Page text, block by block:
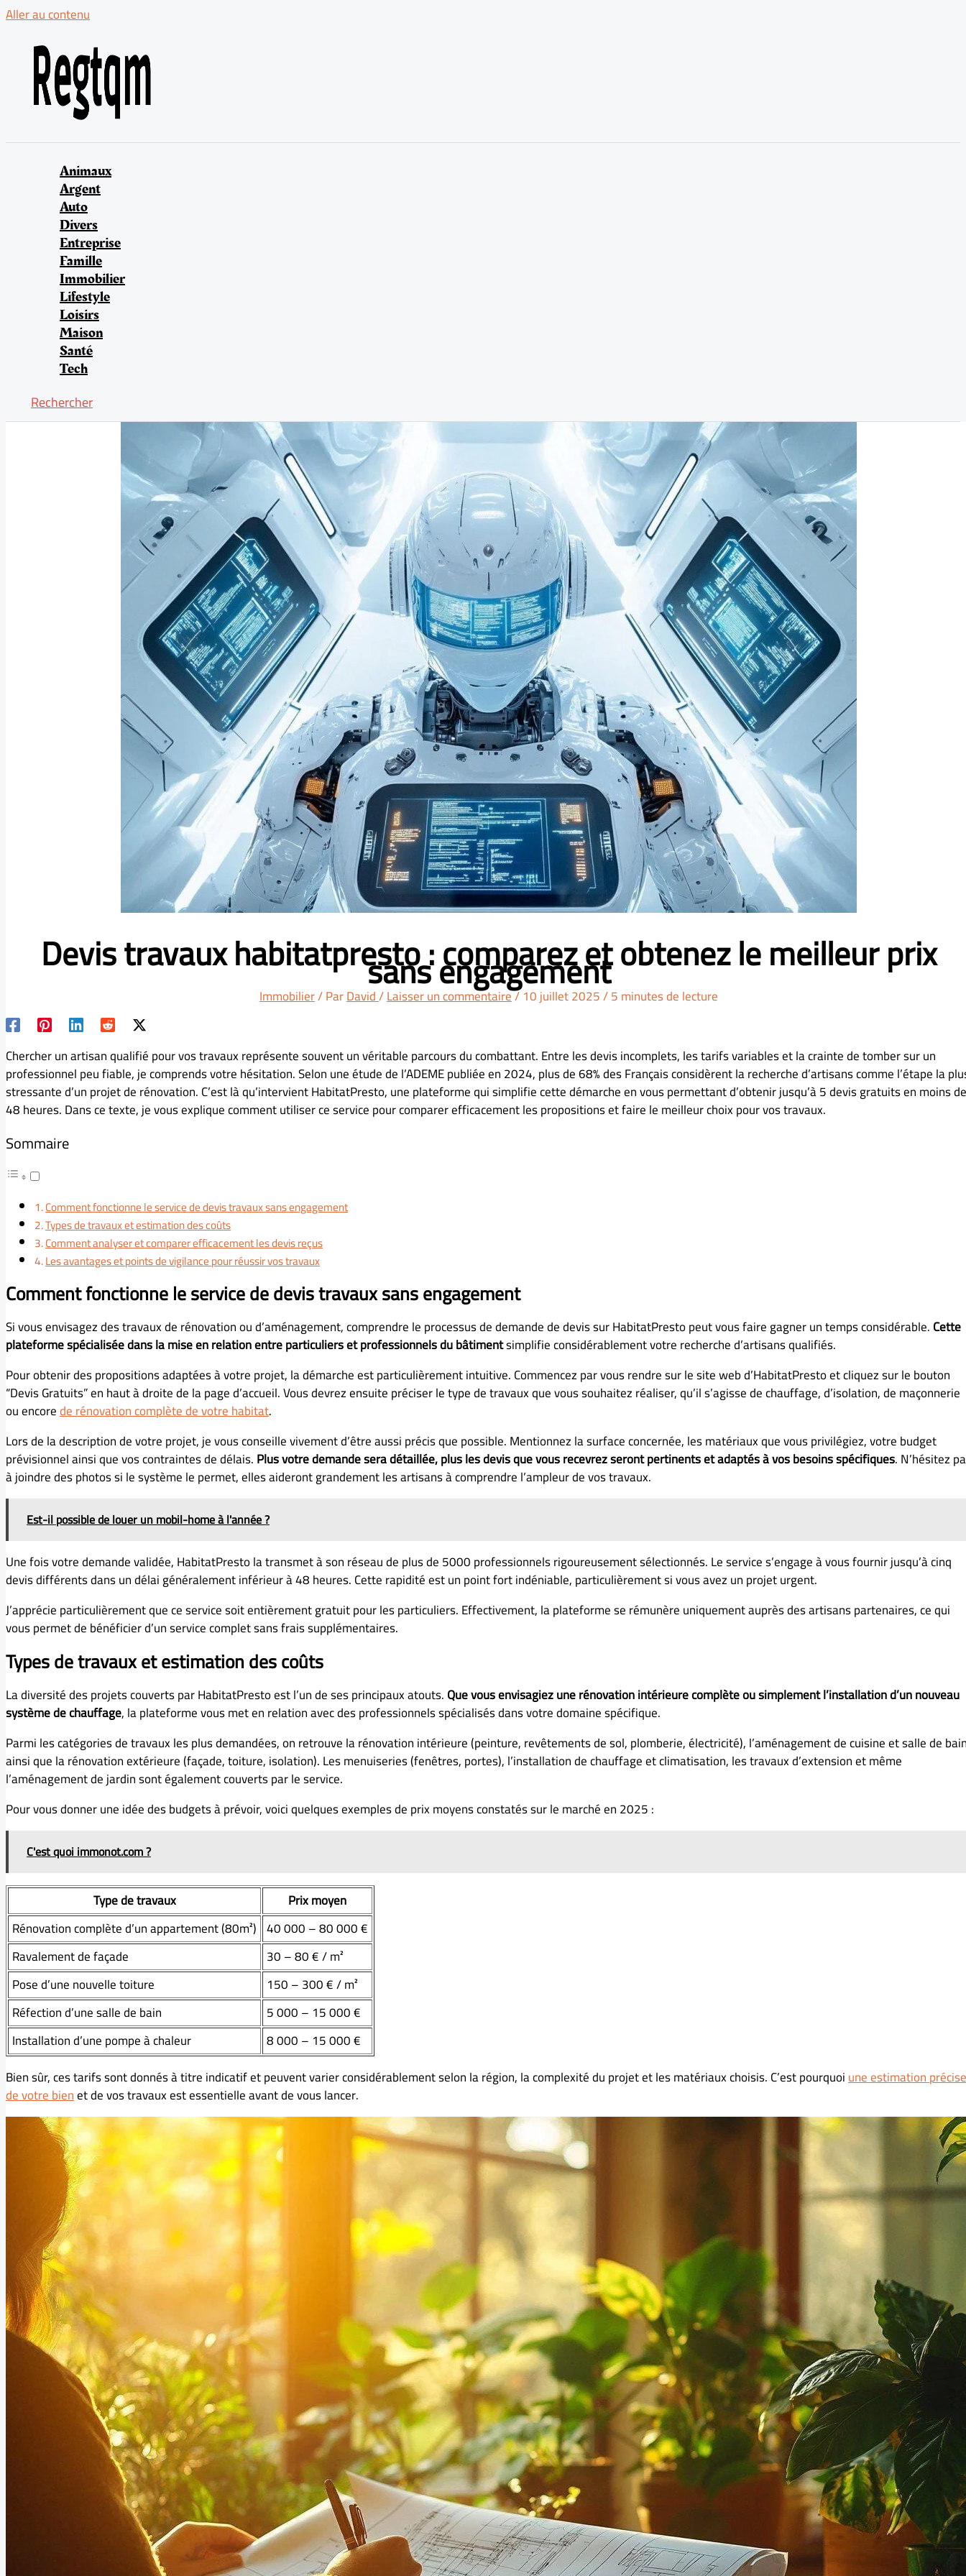
Aller au contenu
Animaux
Argent
Auto
Divers
Entreprise
Famille
Immobilier
Lifestyle
Loisirs
Maison
Santé
Tech
Rechercher
Devis travaux habitatpresto : comparez et obtenez le meilleur prix
sans engagement
Immobilier/ ParDavid/Laisser un commentaire/10 juillet 2025/5 minutes de lecture
Chercher un artisan qualifié pour vos travaux représente souvent un véritable parcours du combattant. Entre les devis incomplets, les tarifs variables et la crainte de tomber sur un
professionnel peu fiable, je comprends votre hésitation. Selon une étude de l’ADEME publiée en 2024, plus de 68% des Français considèrent la recherche d’artisans comme l’étape la
stressante d’un projet de rénovation. C’est là qu’intervient HabitatPresto, une plateforme qui simplifie cette démarche en vous permettant d’obtenir jusqu’à 5 devis gratuits en moins de
48 heures. Dans ce texte, je vous explique comment utiliser ce service pour comparer efficacement les propositions et faire le meilleur choix pour vos travaux.
Sommaire
Comment fonctionne le service de devis travaux sans engagement
Types de travaux et estimation des coûts
Comment analyser et comparer efficacement les devis reçus
Les avantages et points de vigilance pour réussir vos travaux
Comment fonctionne le service de devis travaux sans engagement
Si vous envisagez des travaux de rénovation ou d’aménagement, comprendre le processus de demande de devis sur HabitatPresto peut vous faire gagner un temps considérable.Cette
plateforme spécialisée dans la mise en relation entre particuliers et professionnels du bâtimentsimplifie considérablement votre recherche d’artisans qualifiés.
Pour obtenir des propositions adaptées à votre projet, la démarche est particulièrement intuitive. Commencez par vous rendre sur le site web d’HabitatPresto et cliquez sur le bouton
“Devis Gratuits” en haut à droite de la page d’accueil. Vous devrez ensuite préciser le type de travaux que vous souhaitez réaliser, qu’il s’agisse de chauffage, d’isolation, de maçonnerie
ou encorede rénovation complète de votre habitat.
Lors de la description de votre projet, je vous conseille vivement d’être aussi précis que possible. Mentionnez la surface concernée, les matériaux que vous privilégiez, votre budget
prévisionnel ainsi que vos contraintes de délais.Plus votre demande sera détaillée, plus les devis que vous recevrez seront pertinents et adaptés à vos besoins spécifiques. N’hésitez
à joindre des photos si le système le permet, elles aideront grandement les artisans à comprendre l’ampleur de vos travaux.
Est-il possible de louer un mobil-home à l'année ?
Une fois votre demande validée, HabitatPresto la transmet à son réseau de plus de 5000 professionnels rigoureusement sélectionnés. Le service s’engage à vous fournir jusqu’à cinq
devis différents dans un délai généralement inférieur à 48 heures. Cette rapidité est un point fort indéniable, particulièrement si vous avez un projet urgent.
J’apprécie particulièrement que ce service soit entièrement gratuit pour les particuliers. Effectivement, la plateforme se rémunère uniquement auprès des artisans partenaires, ce qui
vous permet de bénéficier d’un service complet sans frais supplémentaires.
Types de travaux et estimation des coûts
La diversité des projets couverts par HabitatPresto est l’un de ses principaux atouts.Que vous envisagiez une rénovation intérieure complète ou simplement l’installation d’un nouveau
système de chauffage, la plateforme vous met en relation avec des professionnels spécialisés dans votre domaine spécifique.
Parmi les catégories de travaux les plus demandées, on retrouve la rénovation intérieure (peinture, revêtements de sol, plomberie, électricité), l’aménagement de cuisine et salle de
ainsi que la rénovation extérieure (façade, toiture, isolation). Les menuiseries (fenêtres, portes), l’installation de chauffage et climatisation, les travaux d’extension et même
l’aménagement de jardin sont également couverts par le service.
Pour vous donner une idée des budgets à prévoir, voici quelques exemples de prix moyens constatés sur le marché en 2025 :
C'est quoi immonot.com ?
Type de travaux
Prix moyen
Rénovation complète d’un appartement (80m²) 40 000 – 80 000 €
Ravalement de façade
30 – 80 € / m²
Pose d’une nouvelle toiture
150 – 300 € / m²
Réfection d’une salle de bain
5 000 – 15 000 €
Installation d’une pompe à chaleur
8 000 – 15 000 €
Bien sûr, ces tarifs sont donnés à titre indicatif et peuvent varier considérablement selon la région, la complexité du projet et les matériaux choisis. C’est pourquoiune estimation précise
de votre bienet de vos travaux est essentielle avant de vous lancer.